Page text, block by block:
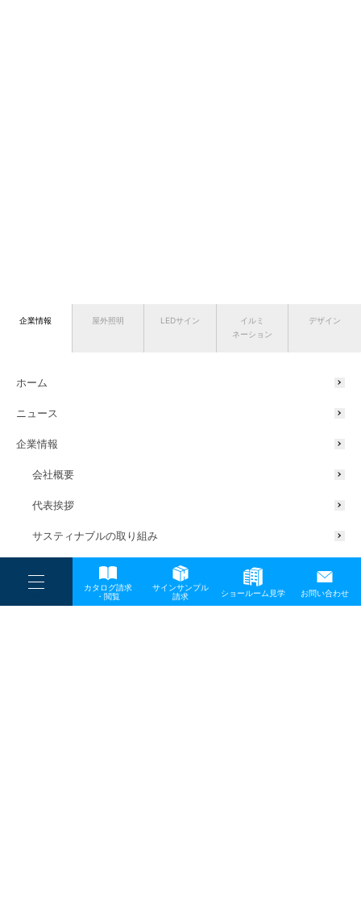
----
----
-
カタログ請求
・閲覧
サインサンプル
請求
ショールーム見学 お問い合わせ
企業情報 屋外照明 LEDサイン
イルミ
ネーション
デザイン
ホーム
ニュース
企業情報
会社概要
代表挨拶
サスティナブルの取り組み
一般事業主行動計画